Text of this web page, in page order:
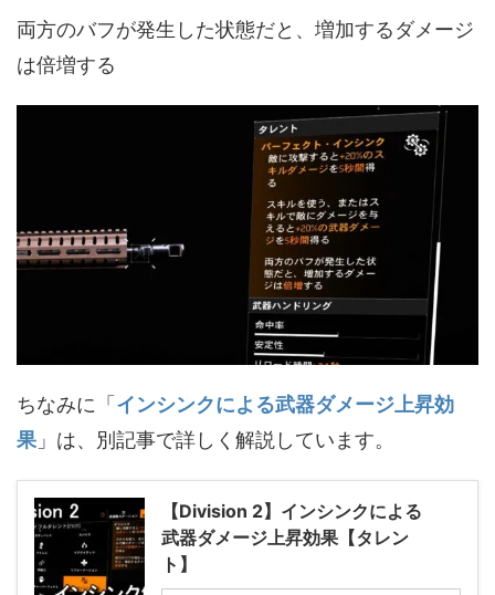
両方のバフが発生した状態だと、増加するダメージ
は倍増する
ちなみに「 インシンクによる武器ダメージ上昇効
果 」は、別記事で詳しく解説しています。
【Division 2】インシンクによる
武器ダメージ上昇効果【タレン
ト】